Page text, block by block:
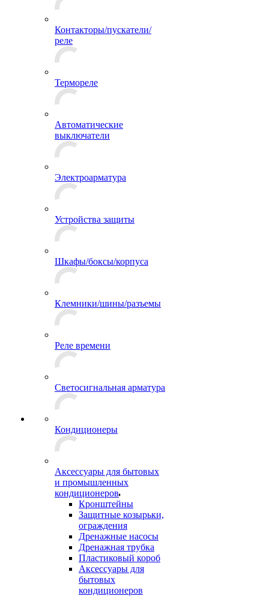
Контакторы/пускатели/
реле
Термореле
Автоматические
выключатели
Электроарматура
Устройства защиты
Шкафы/боксы/корпуса
Клемники/шины/разъемы
Реле времени
Светосигнальная арматура
Кондиционеры
Аксессуары для бытовых
и промышленных
кондиционеров
Кронштейны
Защитные козырьки,
ограждения
Дренажные насосы
Дренажная трубка
Пластиковый короб
Аксессуары для
бытовых
кондиционеров